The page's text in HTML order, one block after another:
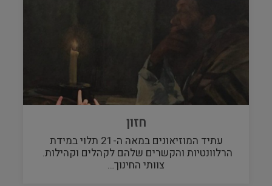
חזון
עתיד המוזיאונים במאה ה-21 תלוי במידת
הרלוונטיות והקשרים שלהם לקהלים וקהילות.
צוותי החינוך…